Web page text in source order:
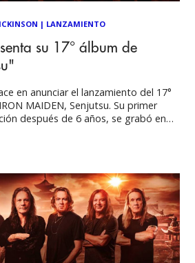
| LANZAMIENTO
su 17° álbum de
en anunciar el lanzamiento del 17°
MAIDEN, Senjutsu. Su primer
después de 6 años, se grabó en
Senjutsu fue precedido por un